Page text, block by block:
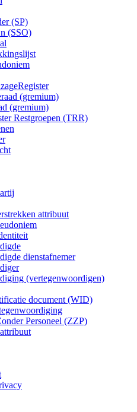
(SP)
(SSO)
(gremium)
(gremium)
Restgroepen (TRR)
attribuut
dienstafnemer
(vertegenwoordigen)
document (WID)
Personeel (ZZP)